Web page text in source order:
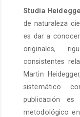
Studia
de naturaleza
es dar a
originales,
consistentes
Martin
sistemático
publicación
metodológico